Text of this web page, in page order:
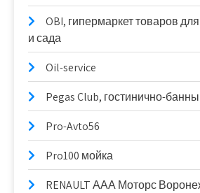
OBI, гипермаркет товаров
и сада
Oil-service
Pegas Club, гостинично-
Pro-Avto56
Pro100 мойка
RENAULT ААА Моторс